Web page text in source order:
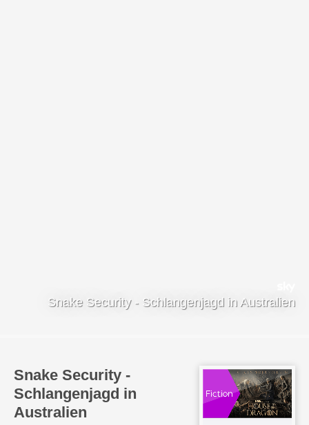
Snake Security - Schlangenjagd in Australien
Snake Security -
Schlangenjagd in
Australien